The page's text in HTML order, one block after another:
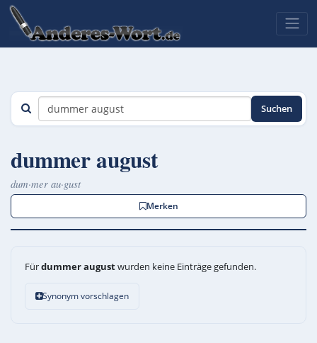
Suchen
dummer august
dum·mer au·gust
Merken
Fürdummer augustwurden keine Einträge gefunden.
Synonym vorschlagen